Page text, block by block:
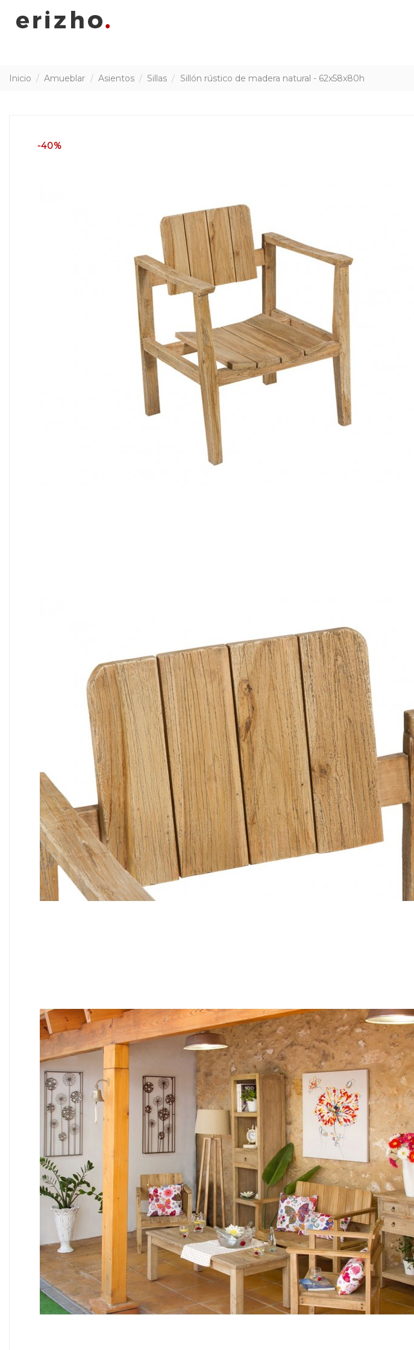
Inicio Amueblar Asientos Sillas Sillón rústico de madera natural - 62x58x80h
-40%